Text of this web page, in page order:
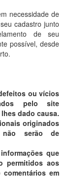
necessidade de
cadastro junto
de seu
possível, desde
ou vícios
pelo site
dado causa.
originados
serão de
que
permitidos aos
em